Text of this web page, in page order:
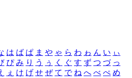
は ば ぱ ま や ゃ ら わ ゎ ん い ぃ
ぴ み り う ぅ く ぐ す ず つ づ っ
ぇ け げ せ ぜ て で ね へ べ ぺ め